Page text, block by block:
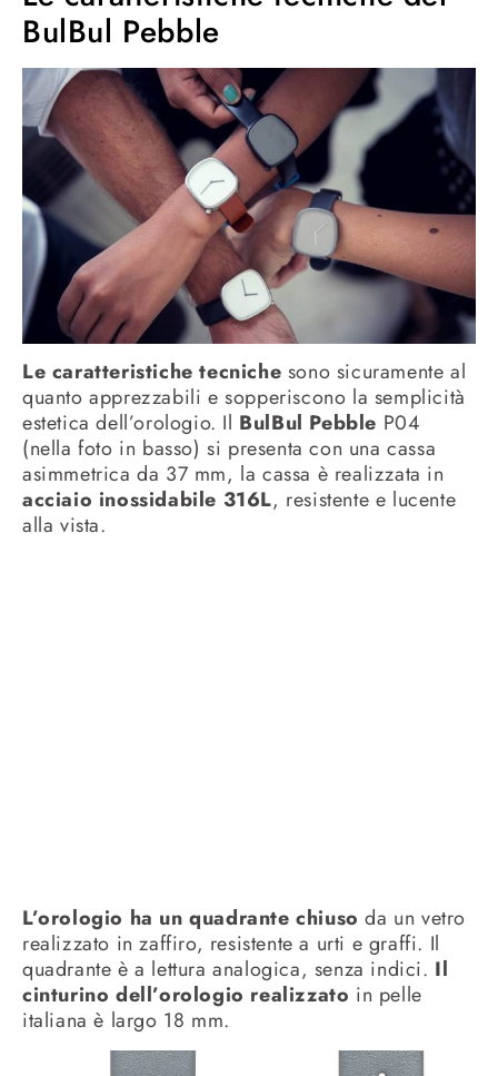
BulBul Pebble
Le caratteristiche tecniche sono sicuramente al
quanto apprezzabili e sopperiscono la semplicità
estetica dell’orologio. Il BulBul Pebble P04
(nella foto in basso) si presenta con una cassa
asimmetrica da 37 mm, la cassa è realizzata in
acciaio inossidabile 316L, resistente e lucente
alla vista.
L’orologio ha un quadrante chiuso da un vetro
realizzato in zaffiro, resistente a urti e graffi. Il
quadrante è a lettura analogica, senza indici. Il
cinturino dell’orologio realizzato in pelle
italiana è largo 18 mm.